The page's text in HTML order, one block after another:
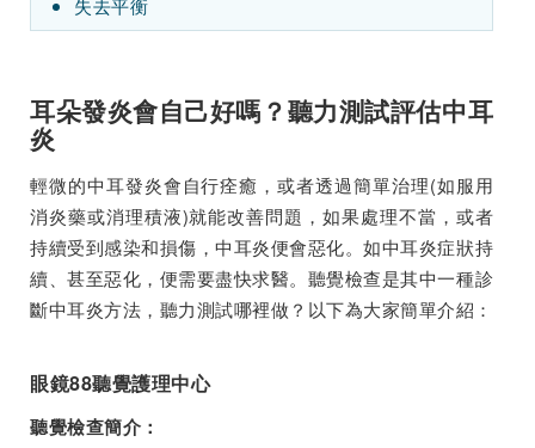
失去平衡
耳朵發炎會自己好嗎？聽力測試評估中耳
炎
輕微的中耳發炎會自行痊癒，或者透過簡單治理(如服用
消炎藥或消理積液)就能改善問題，如果處理不當，或者
持續受到感染和損傷，中耳炎便會惡化。如中耳炎症狀持
續、甚至惡化，便需要盡快求醫。聽覺檢查是其中一種診
斷中耳炎方法，聽力測試哪裡做？以下為大家簡單介紹：
眼鏡88聽覺護理中心
聽覺檢查簡介：